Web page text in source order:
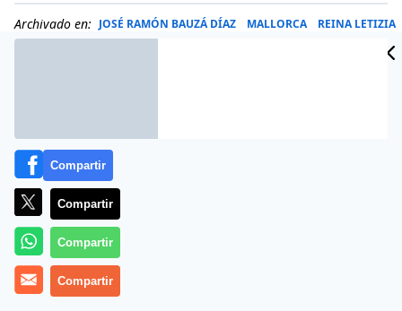
Archivado en: JOSÉ RAMÓN BAUZÁ DÍAZ MALLORCA REINA LETIZIA
Compartir
Compartir
Compartir
Compartir